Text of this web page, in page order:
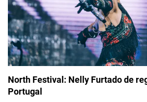
North Festival: Nelly Furtado de
Portugal